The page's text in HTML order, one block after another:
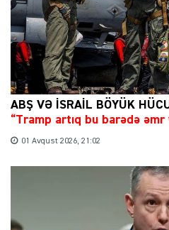
ABŞ VƏ İSRAİL BÖYÜK
“Tramp artıq bu barədə əmr
01 Avqust 2026, 21:02